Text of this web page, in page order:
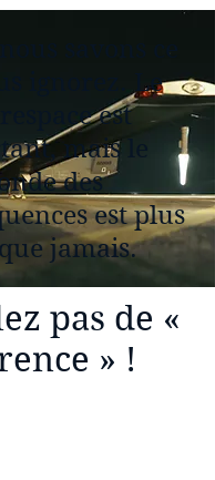
ignorez. Le
est
mais le
des
est plus
jamais.
pas de «
» !